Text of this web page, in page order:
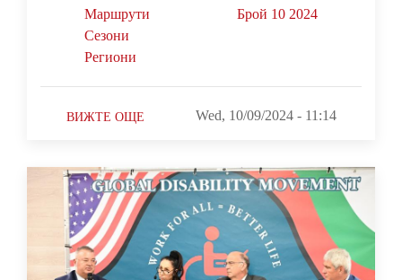
Маршрути
Сезони
Региони
Брой 10 2024
ВИЖТЕ ОЩЕ Wed, 10/09/2024 - 11:14